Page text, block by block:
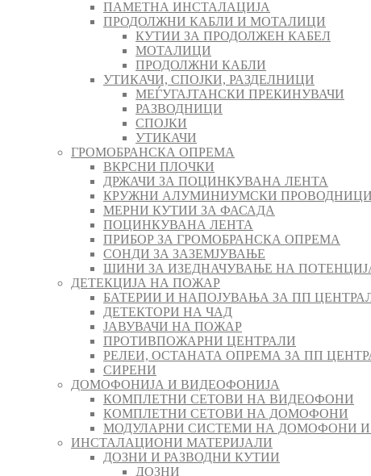
ПАМЕТНА ИНСТАЛАЦИЈА
ПРОДОЛЖНИ КАБЛИ И МОТАЛИЦИ
КУТИИ ЗА ПРОДОЛЖЕН КАБЕЛ
МОТАЛИЦИ
ПРОДОЛЖНИ КАБЛИ
УТИКАЧИ, СПОЈКИ, РАЗДЕЛНИЦИ
МЕЃУГАЈТАНСКИ ПРЕКИНУВАЧИ
РАЗВОДНИЦИ
СПОЈКИ
УТИКАЧИ
ГРОМОБРАНСКА ОПРЕМА
ВКРСНИ ПЛОЧКИ
ДРЖАЧИ ЗА ПОЦИНКУВАНА ЛЕНТА
КРУЖНИ АЛУМИНИУМСКИ
МЕРНИ КУТИИ ЗА ФАСАДА
ПОЦИНКУВАНА ЛЕНТА
ПРИБОР ЗА ГРОМОБРАНСКА ОПРЕМА
СОНДИ ЗА ЗАЗЕМЈУВАЊЕ
ШИНИ ЗА ИЗЕДНАЧУВАЊЕ НА
ДЕТЕКЦИЈА НА ПОЖАР
БАТЕРИИ И НАПОЈУВАЊА ЗА ПП
ДЕТЕКТОРИ НА ЧАД
ЈАВУВАЧИ НА ПОЖАР
ПРОТИВПОЖАРНИ ЦЕНТРАЛИ
РЕЛЕИ, ОСТАНАТА ОПРЕМА ЗА ПП
СИРЕНИ
ДОМОФОНИЈА И ВИДЕОФОНИЈА
КОМПЛЕТНИ СЕТОВИ НА ВИДЕОФОНИ
КОМПЛЕТНИ СЕТОВИ НА ДОМОФОНИ
МОДУЛАРНИ СИСТЕМИ НА ДОМОФОНИ
ИНСТАЛАЦИОНИ МАТЕРИЈАЛИ
ДОЗНИ И РАЗВОДНИ КУТИИ
ДОЗНИ